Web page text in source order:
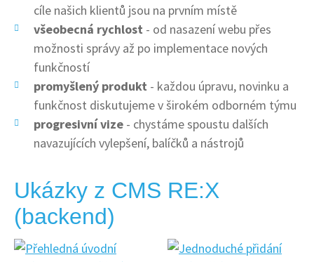
cíle našich klientů jsou na prvním místě
všeobecná rychlost - od nasazení webu přes
možnosti správy až po implementace nových
funkčností
promyšlený produkt - každou úpravu, novinku a
funkčnost diskutujeme v širokém odborném týmu
progresivní vize - chystáme spoustu dalších
navazujících vylepšení, balíčků a nástrojů
Ukázky z CMS RE:X
(backend)